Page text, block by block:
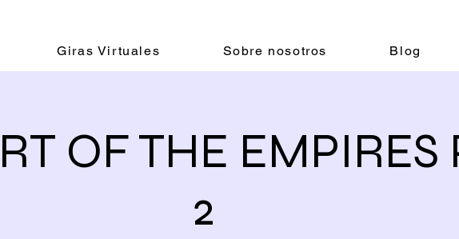
Giras Virtuales Sobre nosotros Blog
OF THE EMPIRES
2